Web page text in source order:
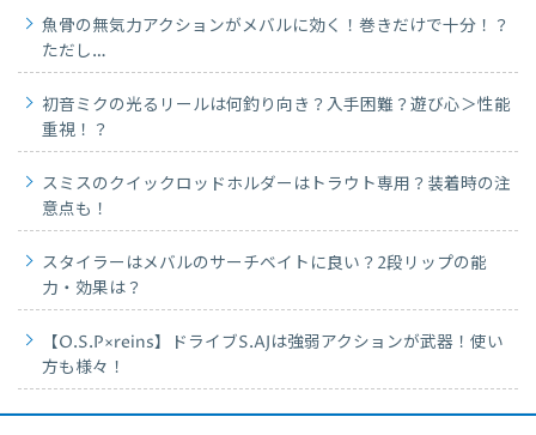
魚骨の無気力アクションがメバルに効く！巻きだけで十分！？
ただし…
初音ミクの光るリールは何釣り向き？入手困難？遊び心＞性能
重視！？
スミスのクイックロッドホルダーはトラウト専用？装着時の注
意点も！
スタイラーはメバルのサーチベイトに良い？2段リップの能
力・効果は？
【O.S.P×reins】ドライブS.AJは強弱アクションが武器！使い
方も様々！